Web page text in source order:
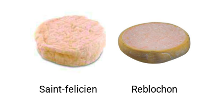
Saint-felicien Reblochon